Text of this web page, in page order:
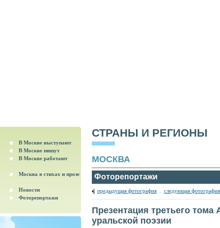
В Москве выступают
В Москве пишут
В Москве работают
Москва в стихах и прозе
Новости
Фоторепортажи
СТРАНЫ И РЕГИОНЫ
МОСКВА
Фоторепортажи
предыдущая фотография следующая фотография
Презентация третьего
уральской поэзии